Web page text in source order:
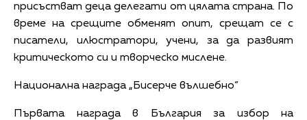
присъстват деца делегати от цялата страна. По
време на срещите обменят опит, срещат се с
писатели, илюстратори, учени, за да развият
критическото си и творческо мислене.
Национална награда „Бисерче вълшебно“
Първата награда в България за избор на